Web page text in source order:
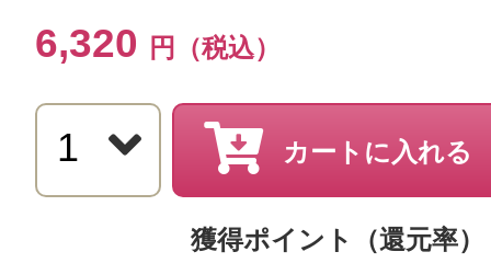
6,320 円（税込）
カートに入れる
獲得ポイント（還元率）